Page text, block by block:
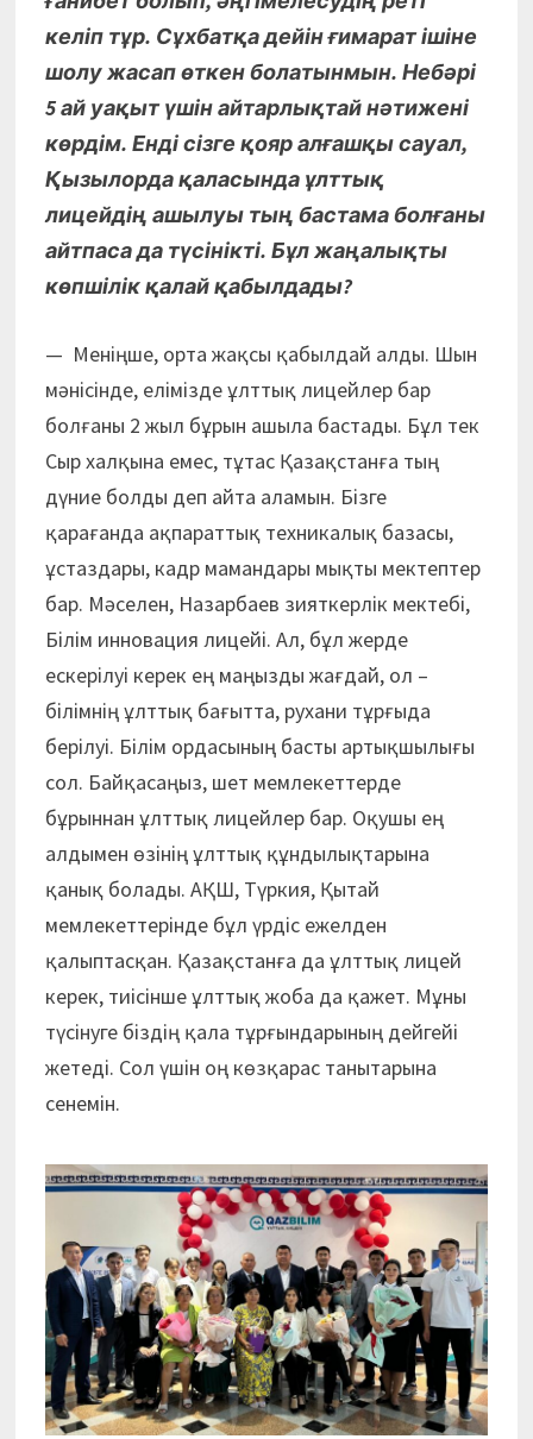
келіп тұр. Сұхбатқа дейін ғимарат ішіне
шолу жасап өткен болатынмын. Небәрі
5 ай уақыт үшін айтарлықтай нәтижені
көрдім. Енді сізге қояр алғашқы сауал,
Қызылорда қаласында ұлттық
лицейдің ашылуы тың бастама болғаны
айтпаса да түсінікті. Бұл жаңалықты
көпшілік қалай қабылдады?
— Меніңше, орта жақсы қабылдай алды. Шын
мәнісінде, елімізде ұлттық лицейлер бар
болғаны 2 жыл бұрын ашыла бастады. Бұл тек
Сыр халқына емес, тұтас Қазақстанға тың
дүние болды деп айта аламын. Бізге
қарағанда ақпараттық техникалық базасы,
ұстаздары, кадр мамандары мықты мектептер
бар. Мәселен, Назарбаев зияткерлік мектебі,
Білім инновация лицейі. Ал, бұл жерде
ескерілуі керек ең маңызды жағдай, ол –
білімнің ұлттық бағытта, рухани тұрғыда
берілуі. Білім ордасының басты артықшылығы
сол. Байқасаңыз, шет мемлекеттерде
бұрыннан ұлттық лицейлер бар. Оқушы ең
алдымен өзінің ұлттық құндылықтарына
қанық болады. АҚШ, Түркия, Қытай
мемлекеттерінде бұл үрдіс ежелден
қалыптасқан. Қазақстанға да ұлттық лицей
керек, тиісінше ұлттық жоба да қажет. Мұны
түсінуге біздің қала тұрғындарының дейгейі
жетеді. Сол үшін оң көзқарас танытарына
сенемін.